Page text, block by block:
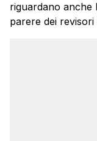
riguardano anche
parere dei revisori